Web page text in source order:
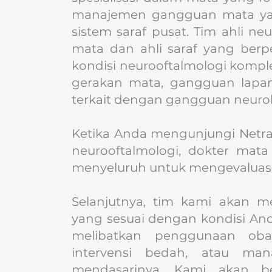
manajemen gangguan mata
sistem saraf pusat. Tim ahli
mata dan ahli saraf yang
kondisi neurooftalmologi
gerakan mata, gangguan
terkait dengan gangguan
Ketika Anda mengunjungi
neurooftalmologi, dokter
menyeluruh untuk
Selanjutnya, tim kami akan
yang sesuai dengan kondisi
melibatkan penggunaan
intervensi bedah, atau